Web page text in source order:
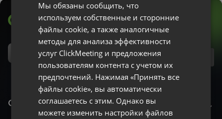
ClickMeeting
POLISH
RUSSIAN
PORTUGUESE
ITALIAN
Мы обязаны сообщить, что
используем собственные и сторонние
файлы cookie, а также аналогичные
методы для анализа эффективности
услуг ClickMeeting и предложения
пользователям контента с учетом их
предпочтений. Нажимая «Принять все
файлы cookie», вы автоматически
соглашаетесь с этим. Однако вы
можете изменить настройки файлов